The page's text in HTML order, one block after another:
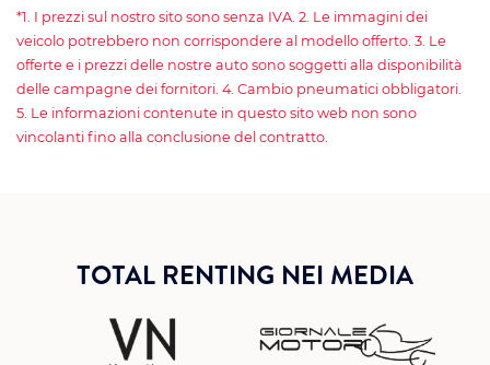
*1. I prezzi sul nostro sito sono senza IVA. 2. Le immagini dei
veicolo potrebbero non corrispondere al modello offerto. 3. Le
offerte e i prezzi delle nostre auto sono soggetti alla disponibilità
delle campagne dei fornitori. 4. Cambio pneumatici obbligatori.
5. Le informazioni contenute in questo sito web non sono
vincolanti fino alla conclusione del contratto.
TOTAL RENTING NEI MEDIA